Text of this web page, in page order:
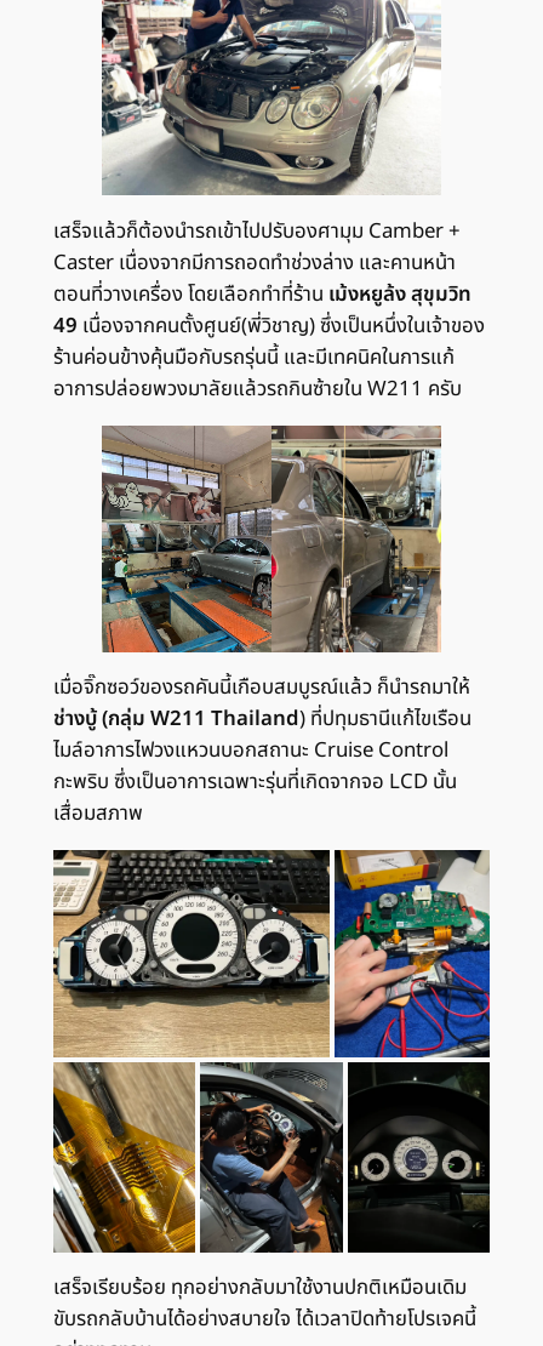
เสร็จแล้วก็ต้องนำรถเข้าไปปรับองศามุม Camber +
Caster เนื่องจากมีการถอดทำช่วงล่าง และคานหน้า
ตอนที่วางเครื่อง โดยเลือกทำที่ร้าน เม้งหยูล้ง สุขุมวิท
49 เนื่องจากคนตั้งศูนย์(พี่วิชาญ) ซึ่งเป็นหนึ่งในเจ้าของ
ร้านค่อนข้างคุ้นมือกับรถรุ่นนี้ และมีเทคนิคในการแก้
อาการปล่อยพวงมาลัยแล้วรถกินซ้ายใน W211 ครับ
เมื่อจิ๊กซอว์ของรถคันนี้เกือบสมบูรณ์แล้ว ก็นำรถมาให้
ช่างบู้ (กลุ่ม W211 Thailand) ที่ปทุมธานีแก้ไขเรือน
ไมล์อาการไฟวงแหวนบอกสถานะ Cruise Control
กะพริบ ซึ่งเป็นอาการเฉพาะรุ่นที่เกิดจากจอ LCD นั้น
เสื่อมสภาพ
เสร็จเรียบร้อย ทุกอย่างกลับมาใช้งานปกติเหมือนเดิม
ขับรถกลับบ้านได้อย่างสบายใจ ได้เวลาปิดท้ายโปรเจคนี้